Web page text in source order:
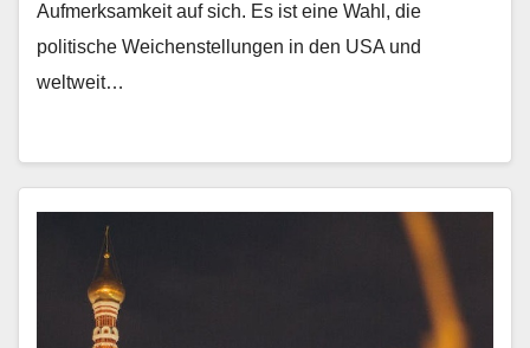
Aufmerksamkeit auf sich. Es ist eine Wahl, die
politische Weichenstellungen in den USA und
weltweit…